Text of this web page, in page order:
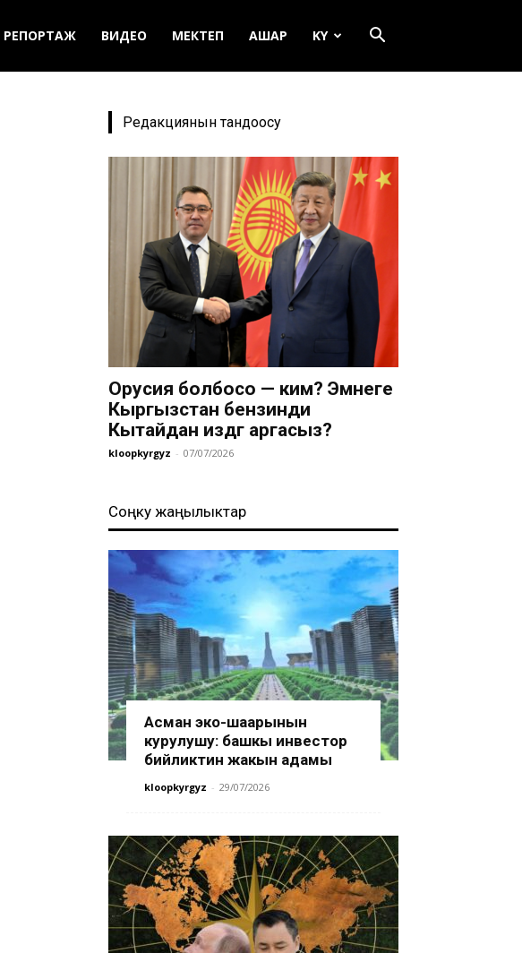
РЕПОРТАЖ ВИДЕО МЕКТЕП АШАР KY
Редакциянын тандоосу
Орусия болбосо — ким? Эмнеге
Кыргызстан бензинди
Кытайдан издөөгө аргасыз?
kloopkyrgyz - 07/07/2026
Соңку жаңылыктар
Асман эко-шаарынын
курулушу: башкы инвестор
бийликтин жакын адамы
kloopkyrgyz - 29/07/2026